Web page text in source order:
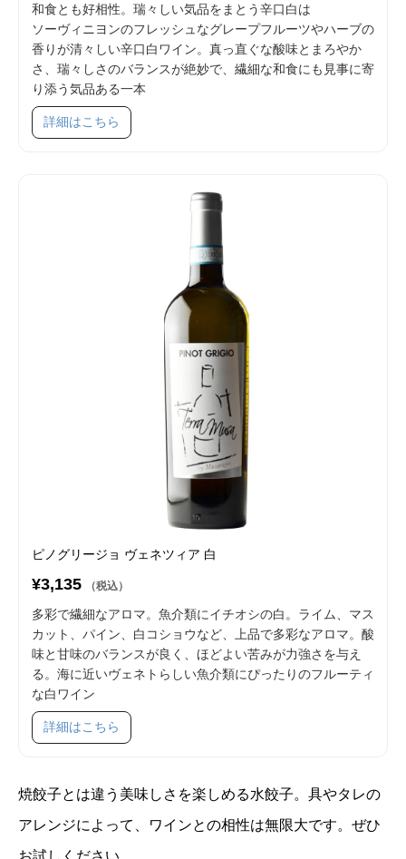
和食とも好相性。瑞々しい気品をまとう辛口白は
ソーヴィニヨンのフレッシュなグレープフルーツやハーブの
香りが清々しい辛口白ワイン。真っ直ぐな酸味とまろやか
さ、瑞々しさのバランスが絶妙で、繊細な和食にも見事に寄
り添う気品ある一本
詳細はこちら SKU 37006
ピノグリージョ ヴェネツィア 白
¥3,135 （税込）
多彩で繊細なアロマ。魚介類にイチオシの白。ライム、マス
カット、パイン、白コショウなど、上品で多彩なアロマ。酸
味と甘味のバランスが良く、ほどよい苦みが力強さを与え
る。海に近いヴェネトらしい魚介類にぴったりのフルーティ
な白ワイン
詳細はこちら SKU 53008
焼餃子とは違う美味しさを楽しめる水餃子。具やタレの
アレンジによって、ワインとの相性は無限大です。ぜひ
お試しください。